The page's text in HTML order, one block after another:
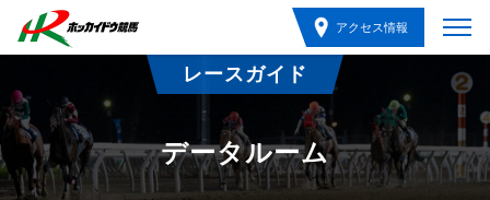
アクセス情報
レースガイド
データルーム